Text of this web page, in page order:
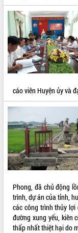
VIDEO
Không có file video nào
ALBUM ẢNH
cáo viên Huyện ủy và
Phong, đã chủ động
trình, dự án của tỉnh,
các công trình thủy lợi
đường xung yếu, kiên
thấp nhất thiệt hại do